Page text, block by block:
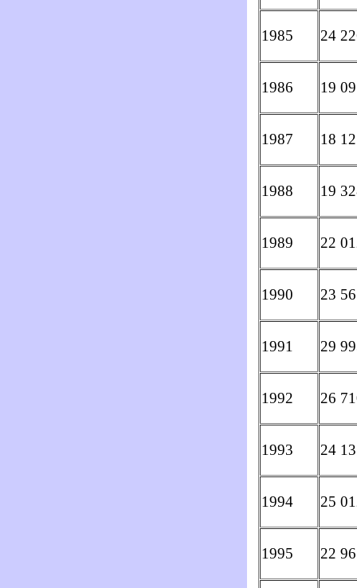
1985 24
1986 19
1987 18
1988 19
1989 22
1990 23
1991 29
1992 26
1993 24
1994 25
1995 22